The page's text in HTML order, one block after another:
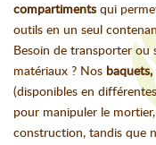
compartiments qui
outils en un seul
Besoin de transporter ou
matériaux ? Nos
(disponibles en
pour manipuler le
construction, tandis que